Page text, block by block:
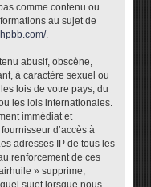
comme contenu ou
au sujet de
.
abusif, obscène,
à caractère sexuel ou
lois de votre pays, du
les lois internationales.
immédiat et
d’accès à
adresses IP de tous les
renforcement de ces
» supprime,
sujet lorsque nous